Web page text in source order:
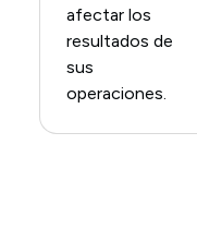
afectar los
resultados de
sus
operaciones.